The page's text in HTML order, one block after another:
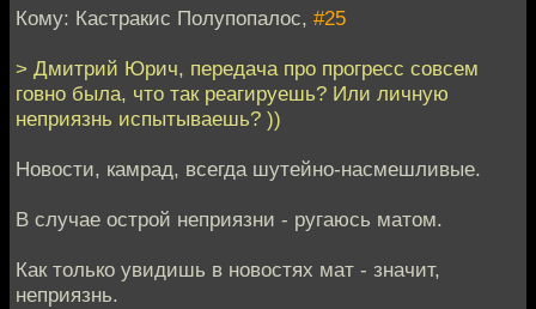
Кому: Кастракис Полупопалос, #25
> Дмитрий Юрич, передача про прогресс совсем
говно была, что так реагируешь? Или личную
неприязнь испытываешь? ))
Новости, камрад, всегда шутейно-насмешливые.
В случае острой неприязни - ругаюсь матом.
Как только увидишь в новостях мат - значит,
неприязнь.